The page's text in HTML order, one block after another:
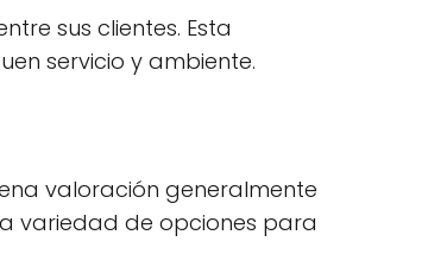
sus clientes. Esta
servicio y ambiente.
valoración generalmente
variedad de opciones para